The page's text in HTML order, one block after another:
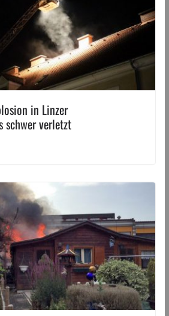
in Linzer
schwer verletzt